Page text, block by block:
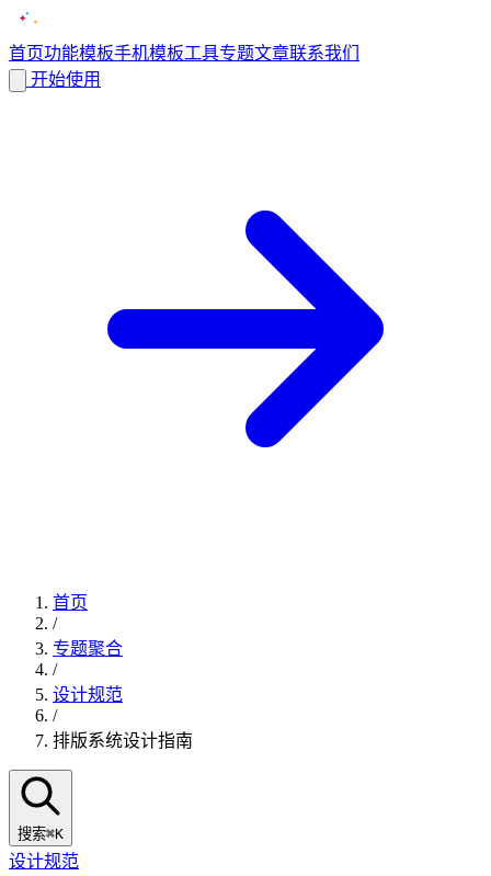
首页功能模板手机模板工具专题文章联系我们
开始使用
首页
/
专题聚合
/
设计规范
/
排版系统设计指南
搜索⌘K
设计规范